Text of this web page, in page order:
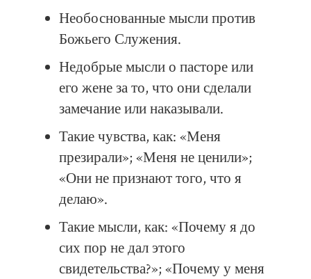
Необоснованные мысли против
Божьего Служения.
Недобрые мысли о пасторе или
его жене за то, что они сделали
замечание или наказывали.
Такие чувства, как: «Меня
презирали»; «Меня не ценили»;
«Они не признают того, что я
делаю».
Такие мысли, как: «Почему я до
сих пор не дал этого
свидетельства?»; «Почему у меня